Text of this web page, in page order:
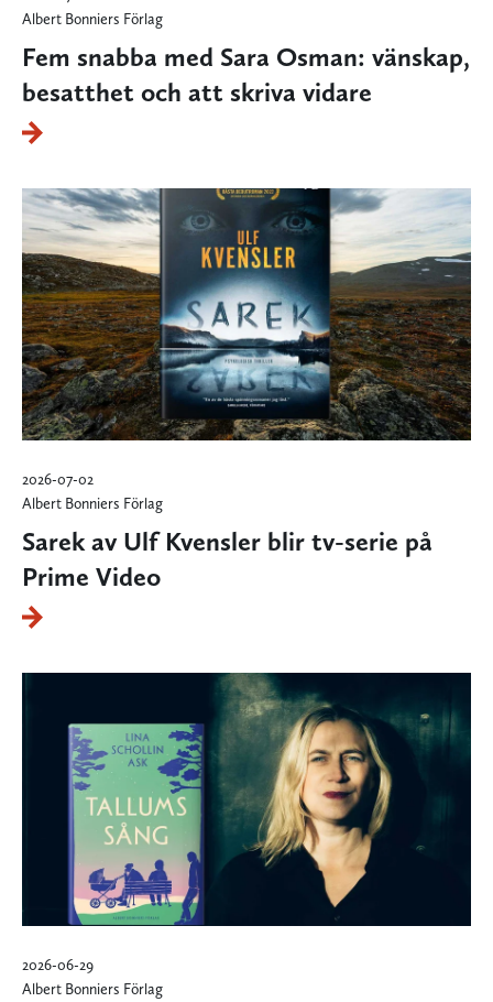
Albert Bonniers Förlag
Fem snabba med Sara Osman: vänskap,
besatthet och att skriva vidare
2026-07-02
Albert Bonniers Förlag
Sarek av Ulf Kvensler blir tv-serie på
Prime Video
2026-06-29
Albert Bonniers Förlag